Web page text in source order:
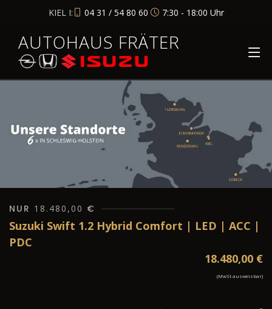
KIEL I: 04 31 / 54 80 60 7:30 - 18:00 Uhr
AUTOHAUS FRÄTER
NUR 18.480,00 €
Suzuki Swift 1.2 Hybrid Comfort | LED | ACC |
PDC
18.480,00 €
(MwSt ausweisbar)